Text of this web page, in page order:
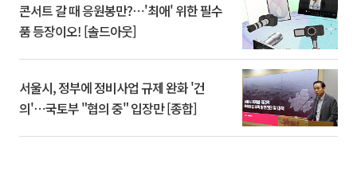
콘서트 갈 때 응원봉만?⋯'최애' 위한 필수
품 등장이오! [솔드아웃]
서울시, 정부에 정비사업 규제 완화 '건
의'⋯국토부 "협의 중" 입장만 [종합]